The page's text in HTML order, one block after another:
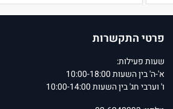
פרטי התקשרות
שעות פעילות:
א'-ה' בין השעות 10:00-18:00
ו' וערבי חג' בין השעות 10:00-14:00